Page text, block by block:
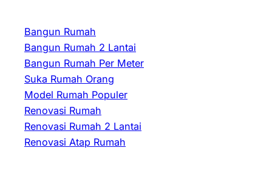
Bangun Rumah
Bangun Rumah 2 Lantai
Bangun Rumah Per Meter
Suka Rumah Orang
Model Rumah Populer
Renovasi Rumah
Renovasi Rumah 2 Lantai
Renovasi Atap Rumah